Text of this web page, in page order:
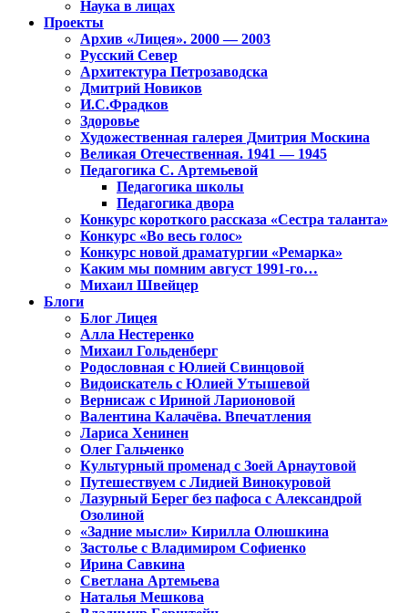
Наука в лицах
Проекты
Архив «Лицея». 2000 — 2003
Русский Север
Архитектура Петрозаводска
Дмитрий Новиков
И.С.Фрадков
Здоровье
Художественная галерея Дмитрия Москина
Великая Отечественная. 1941 — 1945
Педагогика С. Артемьевой
Педагогика школы
Педагогика двора
Конкурс короткого рассказа «Сестра таланта»
Конкурс «Во весь голос»
Конкурс новой драматургии «Ремарка»
Каким мы помним август 1991-го…
Михаил Швейцер
Блоги
Блог Лицея
Алла Нестеренко
Михаил Гольденберг
Родословная с Юлией Свинцовой
Видоискатель с Юлией Утышевой
Вернисаж с Ириной Ларионовой
Валентина Калачёва. Впечатления
Лариса Хенинен
Олег Гальченко
Культурный променад с Зоей Арнаутовой
Путешествуем с Лидией Винокуровой
Лазурный Берег без пафоса с Александрой
Озолиной
«Задние мысли» Кирилла Олюшкина
Застолье с Владимиром Софиенко
Ирина Савкина
Светлана Артемьева
Наталья Мешкова